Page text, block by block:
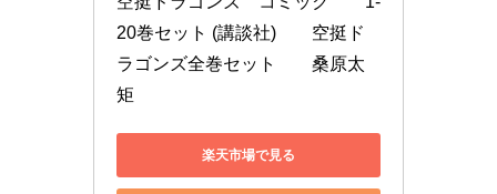
20巻セット (講談社)　　空挺ド
ラゴンズ全巻セット　　桑原太
矩
楽天市場で見る